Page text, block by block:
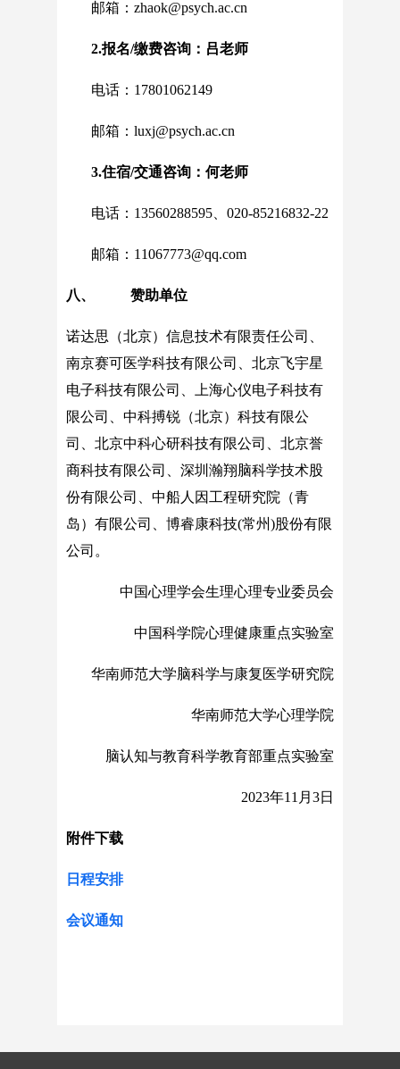
邮箱：zhaok@psych.ac.cn
2.报名/缴费咨询：吕老师
电话：17801062149
邮箱：luxj@psych.ac.cn
3.住宿/交通咨询：何老师
电话：13560288595、020-85216832-22
邮箱：11067773@qq.com
八、 赞助单位
诺达思（北京）信息技术有限责任公司、
南京赛可医学科技有限公司、北京飞宇星
电子科技有限公司、上海心仪电子科技有
限公司、中科搏锐（北京）科技有限公
司、北京中科心研科技有限公司、北京誉
商科技有限公司、深圳瀚翔脑科学技术股
份有限公司、中船人因工程研究院（青
岛）有限公司、博睿康科技(常州)股份有限
公司。
中国心理学会生理心理专业委员会
中国科学院心理健康重点实验室
华南师范大学脑科学与康复医学研究院
华南师范大学心理学院
脑认知与教育科学教育部重点实验室
2023年11月3日
附件下载
日程安排
会议通知